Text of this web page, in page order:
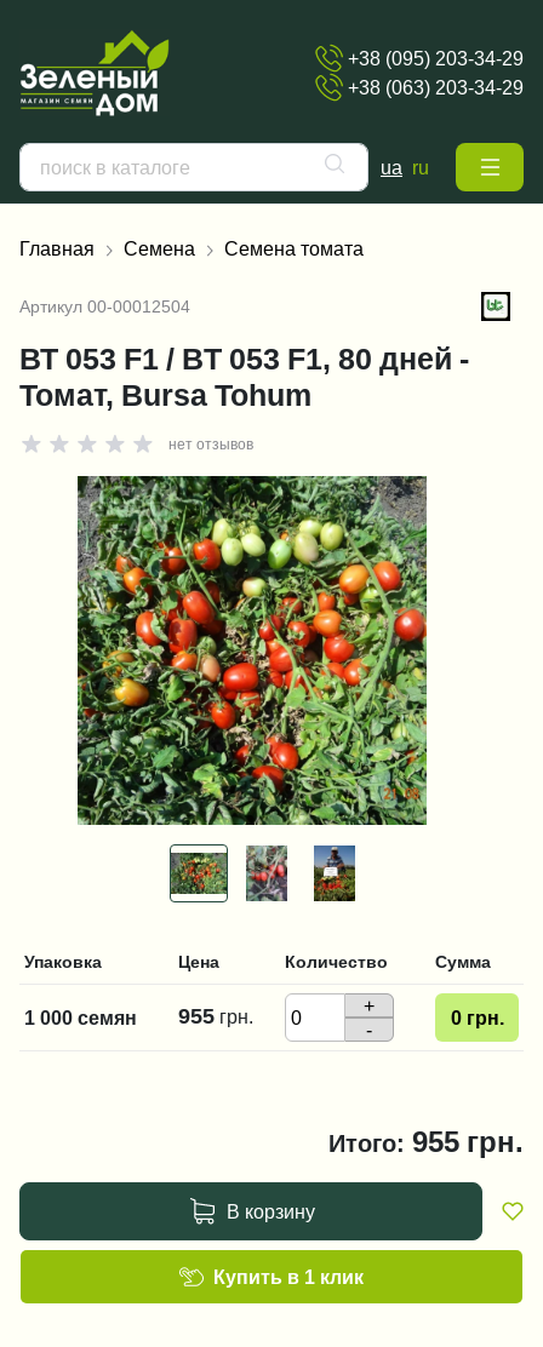
+38 (095) 203-34-29
+38 (063) 203-34-29
ua ru
Главная Семена Семена томата
Артикул 00-00012504
ВТ 053 F1 / BT 053 F1, 80 дней -
Томат, Bursa Tohum
нет отзывов
Упаковка Цена Количество Сумма
1 000 семян 955 грн.
+
-
0 грн.
Итого: 955 грн.
В корзину
Купить в 1 клик